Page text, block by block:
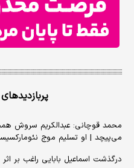
محمد قوچانی: عبدالکریم سروش
می‌پیچد | او تسلیم موج
درگذشت اسماعیل بابایی راغب بر اثر